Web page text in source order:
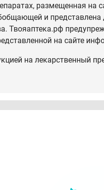
размещенная на
и
Твояаптека.рф
на сайте
на лекарственный